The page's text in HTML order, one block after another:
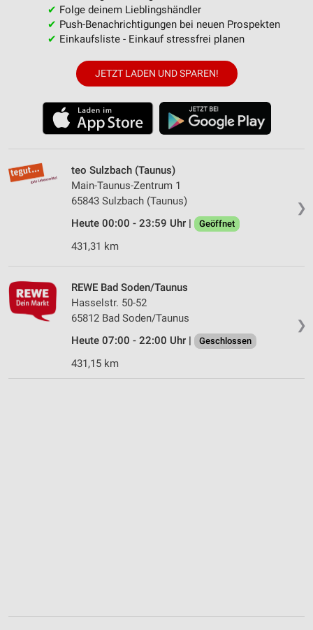
✔ Folge deinem Lieblingshändler
✔ Push-Benachrichtigungen bei neuen Prospekten
✔ Einkaufsliste - Einkauf stressfrei planen
JETZT LADEN UND SPAREN!
❯
teo Sulzbach (Taunus)
Main-Taunus-Zentrum 1
65843 Sulzbach (Taunus)
Heute 00:00 - 23:59 Uhr |
Geöffnet
431,31 km
❯
REWE Bad Soden/Taunus
Hasselstr. 50-52
65812 Bad Soden/Taunus
Heute 07:00 - 22:00 Uhr |
Geschlossen
431,15 km